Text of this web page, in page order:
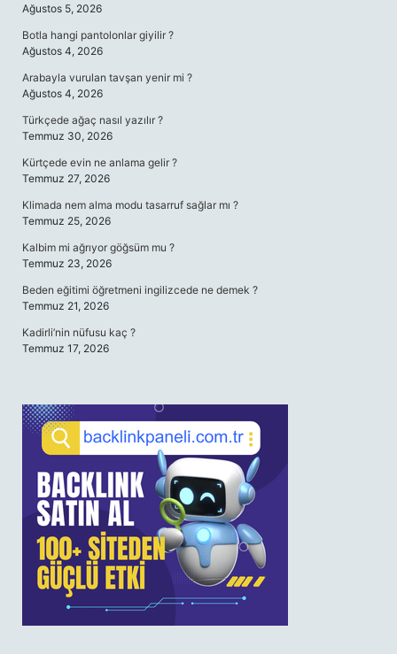
Ağustos 5, 2026
Botla hangi pantolonlar giyilir ?
Ağustos 4, 2026
Arabayla vurulan tavşan yenir mi ?
Ağustos 4, 2026
Türkçede ağaç nasıl yazılır ?
Temmuz 30, 2026
Kürtçede evin ne anlama gelir ?
Temmuz 27, 2026
Klimada nem alma modu tasarruf sağlar mı ?
Temmuz 25, 2026
Kalbim mi ağrıyor göğsüm mu ?
Temmuz 23, 2026
Beden eğitimi öğretmeni ingilizcede ne demek ?
Temmuz 21, 2026
Kadirli’nin nüfusu kaç ?
Temmuz 17, 2026